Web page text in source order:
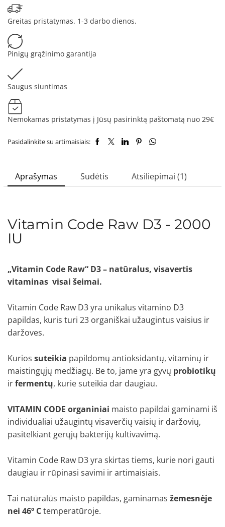
Greitas pristatymas. 1-3 darbo dienos.
Pinigų grąžinimo garantija
Saugus siuntimas
Nemokamas pristatymas į Jūsų pasirinktą paštomatą nuo 29€
Pasidalinkite su artimaisiais:
Aprašymas Sudėtis Atsiliepimai (1)
Vitamin Code Raw D3 - 2000
IU
„Vitamin Code Raw“ D3 – natūralus, visavertis
vitaminas visai šeimai.
Vitamin Code Raw D3 yra unikalus vitamino D3
papildas, kuris turi 23 organiškai užaugintus vaisius ir
daržoves.
Kurios suteikia papildomų antioksidantų, vitaminų ir
maistingųjų medžiagų. Be to, jame yra gyvų probiotikų
irfermentų, kurie suteikia dar daugiau.
VITAMIN CODE organiniai maisto papildai gaminami iš
individualiai užaugintų visaverčių vaisių ir daržovių,
pasitelkiant gerųjų bakterijų kultivavimą.
Vitamin Code Raw D3 yra skirtas tiems, kurie nori gauti
daugiau ir rūpinasi savimi ir artimaisiais.
Tai natūralūs maisto papildas, gaminamas žemesnėje
nei 46º Ctemperatūroje.